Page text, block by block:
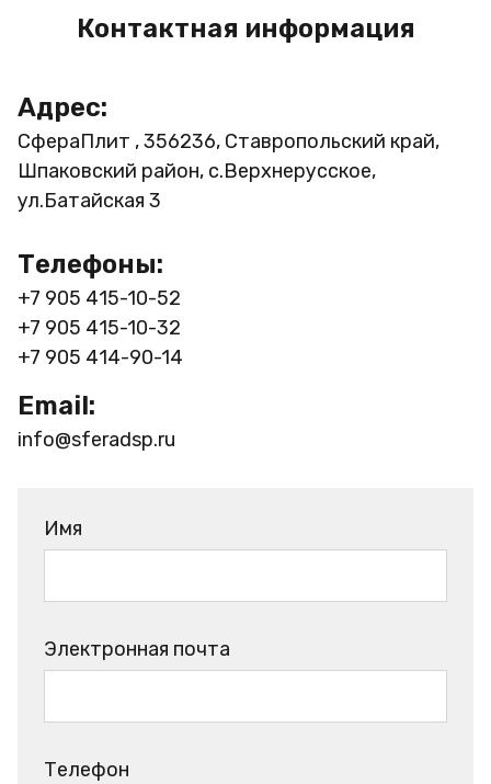
Контактная информация
Адрес:
СфераПлит , 356236, Ставропольский край,
Шпаковский район, с.Верхнерусское,
ул.Батайская 3
Телефоны:
+7 905 415-10-52
+7 905 415-10-32
+7 905 414-90-14
Email:
info@sferadsp.ru
Имя
Электронная почта
Телефон